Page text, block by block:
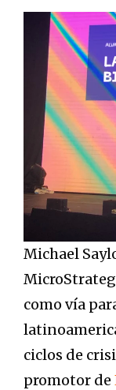
Michael
como vía
ciclos de
promotor de